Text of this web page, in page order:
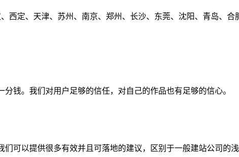
西定、天津、苏州、南京、郑州、长沙、东莞、沈阳、青岛、合
钱。我们对用户足够的信任，对自己的作品也有足够的信心。
可以提供很多有效并且可落地的建议，区别于一般建站公司的